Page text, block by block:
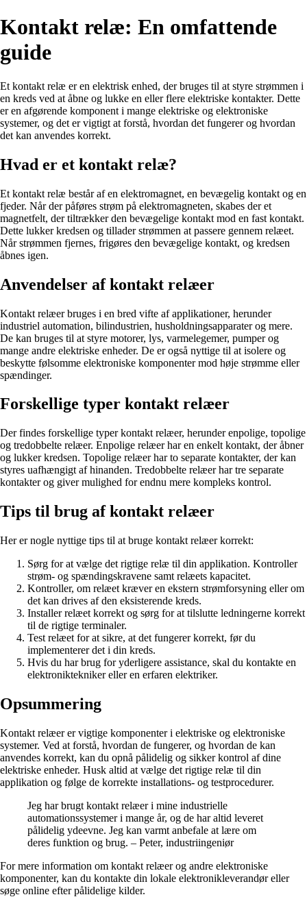
Kontakt relæ: En omfattende
guide
Et kontakt relæ er en elektrisk enhed, der bruges til at styre strømmen i
en kreds ved at åbne og lukke en eller flere elektriske kontakter. Dette
er en afgørende komponent i mange elektriske og elektroniske
systemer, og det er vigtigt at forstå, hvordan det fungerer og hvordan
det kan anvendes korrekt.
Hvad er et kontakt relæ?
Et kontakt relæ består af en elektromagnet, en bevægelig kontakt og en
fjeder. Når der påføres strøm på elektromagneten, skabes der et
magnetfelt, der tiltrækker den bevægelige kontakt mod en fast kontakt.
Dette lukker kredsen og tillader strømmen at passere gennem relæet.
Når strømmen fjernes, frigøres den bevægelige kontakt, og kredsen
åbnes igen.
Anvendelser af kontakt relæer
Kontakt relæer bruges i en bred vifte af applikationer, herunder
industriel automation, bilindustrien, husholdningsapparater og mere.
De kan bruges til at styre motorer, lys, varmelegemer, pumper og
mange andre elektriske enheder. De er også nyttige til at isolere og
beskytte følsomme elektroniske komponenter mod høje strømme eller
spændinger.
Forskellige typer kontakt relæer
Der findes forskellige typer kontakt relæer, herunder enpolige, topolige
og tredobbelte relæer. Enpolige relæer har en enkelt kontakt, der åbner
og lukker kredsen. Topolige relæer har to separate kontakter, der kan
styres uafhængigt af hinanden. Tredobbelte relæer har tre separate
kontakter og giver mulighed for endnu mere kompleks kontrol.
Tips til brug af kontakt relæer
Her er nogle nyttige tips til at bruge kontakt relæer korrekt:
Sørg for at vælge det rigtige relæ til din applikation. Kontroller
strøm- og spændingskravene samt relæets kapacitet.
Kontroller, om relæet kræver en ekstern strømforsyning eller om
det kan drives af den eksisterende kreds.
Installer relæet korrekt og sørg for at tilslutte ledningerne korrekt
til de rigtige terminaler.
Test relæet for at sikre, at det fungerer korrekt, før du
implementerer det i din kreds.
Hvis du har brug for yderligere assistance, skal du kontakte en
elektroniktekniker eller en erfaren elektriker.
Opsummering
Kontakt relæer er vigtige komponenter i elektriske og elektroniske
systemer. Ved at forstå, hvordan de fungerer, og hvordan de kan
anvendes korrekt, kan du opnå pålidelig og sikker kontrol af dine
elektriske enheder. Husk altid at vælge det rigtige relæ til din
applikation og følge de korrekte installations- og testprocedurer.
Jeg har brugt kontakt relæer i mine industrielle
automationssystemer i mange år, og de har altid leveret
pålidelig ydeevne. Jeg kan varmt anbefale at lære om
deres funktion og brug. – Peter, industriingeniør
For mere information om kontakt relæer og andre elektroniske
komponenter, kan du kontakte din lokale elektronikleverandør eller
søge online efter pålidelige kilder.